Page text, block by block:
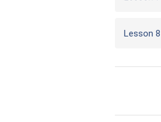
Lesson 8